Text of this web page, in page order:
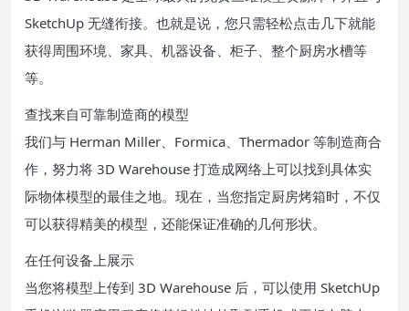
SketchUp 无缝衔接。也就是说，您只需轻松点击几下就能
获得周围环境、家具、机器设备、柜子、整个厨房水槽等
等。
查找来自可靠制造商的模型
我们与 Herman Miller、Formica、Thermador 等制造商合
作，努力将 3D Warehouse 打造成网络上可以找到具体实
际物体模型的最佳之地。现在，当您指定厨房烤箱时，不仅
可以获得精美的模型，还能保证准确的几何形状。
在任何设备上展示
当您将模型上传到 3D Warehouse 后，可以使用 SketchUp